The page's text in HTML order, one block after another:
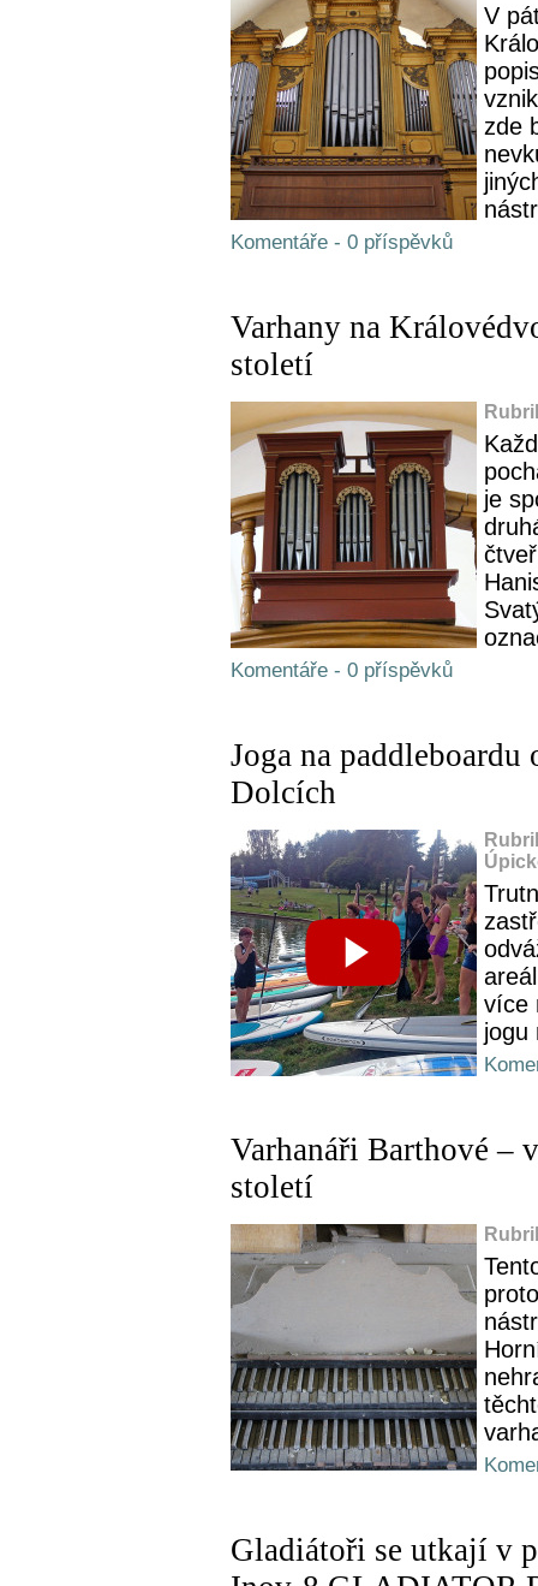
V
zde
Komentáře - 0 příspěvků
Varhany na
století
je
Komentáře - 0 příspěvků
Joga na
Dolcích
více
jogu
Varhanáři Barthové –
století
Gladiátoři se utkají v